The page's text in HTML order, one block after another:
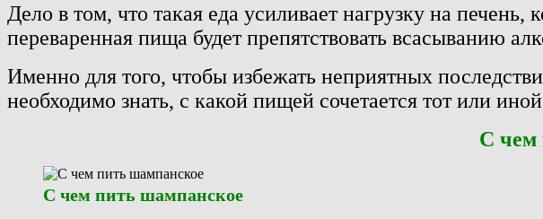
Дело в том, что такая еда усиливает нагрузку на печень,
переваренная пища будет препятствовать всасыванию
Именно для того, чтобы избежать неприятных
необходимо знать, с какой пищей сочетается тот или
С чем
С чем пить шампанское